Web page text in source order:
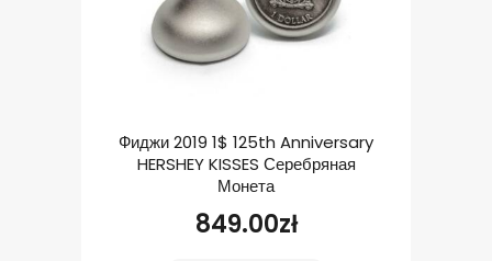
Фиджи 2019 1$ 125th Anniversary
HERSHEY KISSES Серебряная
Монета
849.00zł